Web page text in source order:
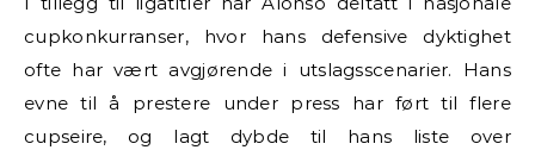
cupkonkurranser, hvor hans defensive dyktighet
ofte har vært avgjørende i utslagsscenarier. Hans
evne til å prestere under press har ført til flere
cupseire, og lagt dybde til hans liste over